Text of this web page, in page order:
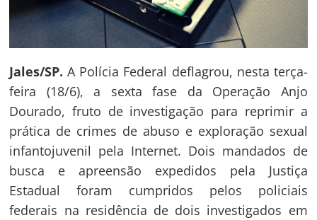
Jales/SP. A Polícia Federal deflagrou, nesta terça-
feira (18/6), a sexta fase da Operação Anjo
Dourado, fruto de investigação para reprimir a
prática de crimes de abuso e exploração sexual
infantojuvenil pela Internet. Dois mandados de
busca e apreensão expedidos pela Justiça
Estadual foram cumpridos pelos policiais
federais na residência de dois investigados em